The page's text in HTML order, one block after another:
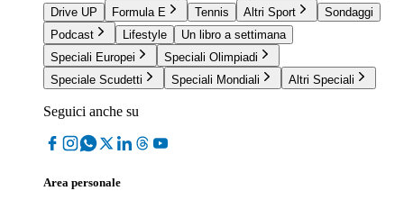
Drive UP
Formula E Tennis Altri Sport
Sondaggi
Podcast
Lifestyle
Un libro a settimana
Speciali Europei
Speciali Olimpiadi
Speciale Scudetti
Speciali Mondiali Altri Speciali
Seguici anche su
Area personale